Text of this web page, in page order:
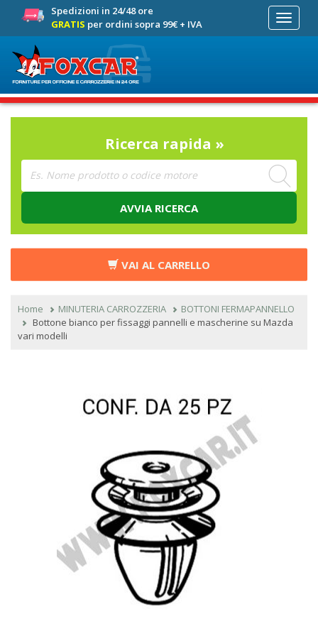
Spedizioni in 24/48 ore
GRATIS per ordini sopra 99€ + IVA
Toggle
Ricerca rapida »
AVVIA RICERCA
VAI AL CARRELLO
Home MINUTERIA CARROZZERIA
BOTTONI FERMAPANNELLO
Bottone bianco per fissaggi pannelli e mascherine su Mazda
vari modelli